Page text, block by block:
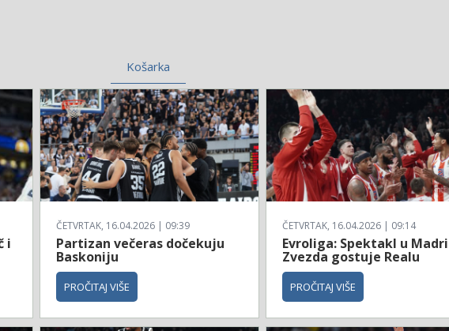
Košarka
i
ČETVRTAK, 16.04.2026 | 09:39
Partizan večeras dočekuju
Baskoniju
PROČITAJ VIŠE
ČETVRTAK, 16.04.2026 | 09:14
Evroliga: Spektakl u
Zvezda gostuje Realu
PROČITAJ VIŠE